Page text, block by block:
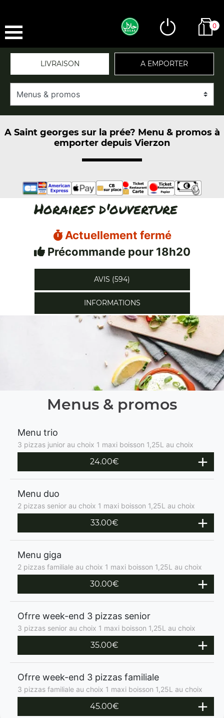
0
LIVRAISON A EMPORTER
A Saint georges sur la prée? Menu & promos à
emporter depuis Vierzon
Horaires d'ouverture
Actuellement fermé
Précommande pour 18h20
AVIS (594)
INFORMATIONS
Menus & promos
Menu trio
3 pizzas junior au choix 1 maxi boisson 1,25L au choix
24.00€
Menu duo
2 pizzas senior au choix 1 maxi boisson 1,25L au choix
33.00€
Menu giga
2 pizzas familiale au choix 1 maxi boisson 1,25L au choix
30.00€
Ofrre week-end 3 pizzas senior
3 pizzas senior au choix 1 maxi boisson 1,25L au choix
35.00€
Ofrre week-end 3 pizzas familiale
3 pizzas familiale au choix 1 maxi boisson 1,25L au choix
45.00€